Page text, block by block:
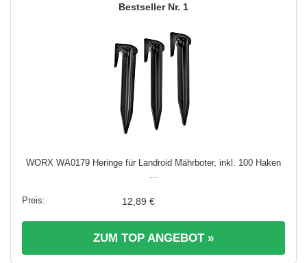
1
WORX WA0179 Heringe für Landroid Mährboter, inkl. 100 Haken
12,89 €
ZUM TOP ANGEBOT »